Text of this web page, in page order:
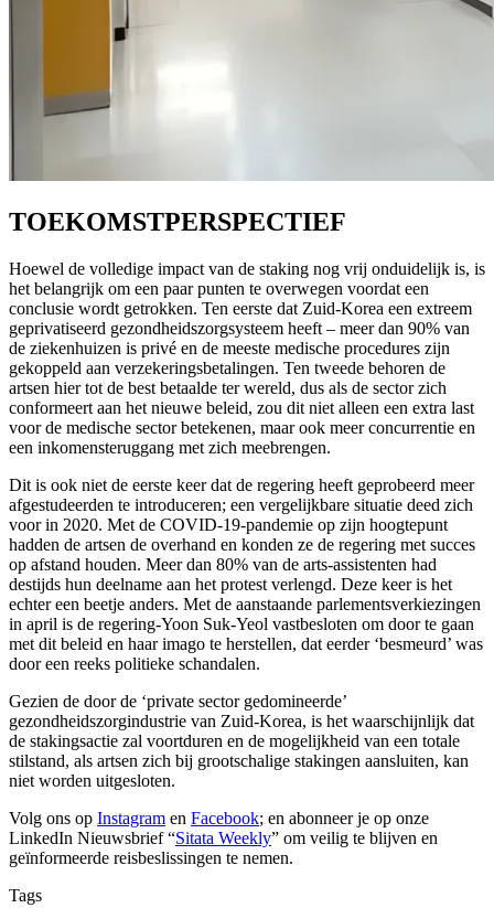
TOEKOMSTPERSPECTIEF
Hoewel de volledige impact van de staking nog vrij onduidelijk is, is
het belangrijk om een paar punten te overwegen voordat een
conclusie wordt getrokken. Ten eerste dat Zuid-Korea een extreem
geprivatiseerd gezondheidszorgsysteem heeft – meer dan 90% van
de ziekenhuizen is privé en de meeste medische procedures zijn
gekoppeld aan verzekeringsbetalingen. Ten tweede behoren de
artsen hier tot de best betaalde ter wereld, dus als de sector zich
conformeert aan het nieuwe beleid, zou dit niet alleen een extra last
voor de medische sector betekenen, maar ook meer concurrentie en
een inkomensteruggang met zich meebrengen.
Dit is ook niet de eerste keer dat de regering heeft geprobeerd meer
afgestudeerden te introduceren; een vergelijkbare situatie deed zich
voor in 2020. Met de COVID-19-pandemie op zijn hoogtepunt
hadden de artsen de overhand en konden ze de regering met succes
op afstand houden. Meer dan 80% van de arts-assistenten had
destijds hun deelname aan het protest verlengd. Deze keer is het
echter een beetje anders. Met de aanstaande parlementsverkiezingen
in april is de regering-Yoon Suk-Yeol vastbesloten om door te gaan
met dit beleid en haar imago te herstellen, dat eerder ‘besmeurd’ was
door een reeks politieke schandalen.
Gezien de door de ‘private sector gedomineerde’
gezondheidszorgindustrie van Zuid-Korea, is het waarschijnlijk dat
de stakingsactie zal voortduren en de mogelijkheid van een totale
stilstand, als artsen zich bij grootschalige stakingen aansluiten, kan
niet worden uitgesloten.
Volg ons op Instagram en Facebook; en abonneer je op onze
LinkedIn Nieuwsbrief “Sitata Weekly” om veilig te blijven en
geïnformeerde reisbeslissingen te nemen.
Tags